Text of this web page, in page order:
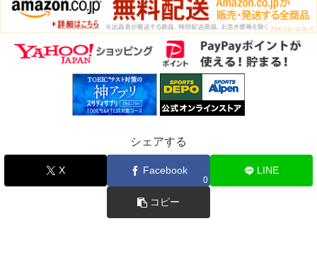
シェアする
X Facebook
0
LINE
コピー